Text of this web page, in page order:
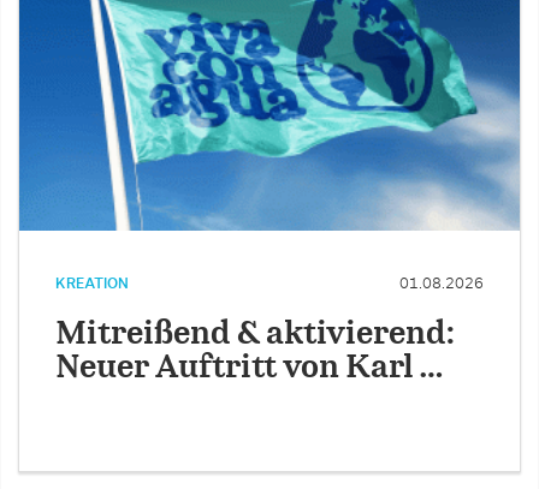
KREATION 01.08.2026
Mitreißend & aktivierend:
Neuer Auftritt von Karl …